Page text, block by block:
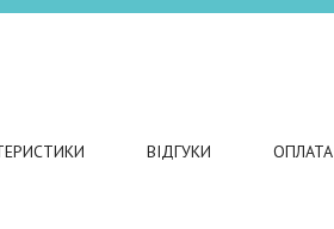
ВІДГУКИ